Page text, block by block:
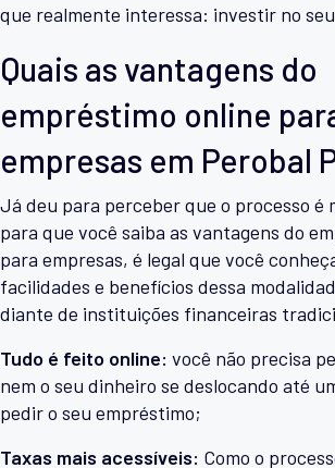
que realmente interessa: investir no
Quais as vantagens do
empréstimo online
empresas em Perobal
Já deu para perceber que o processo é
para que você saiba as vantagens do
para empresas, é legal que você
facilidades e benefícios dessa
diante de instituições financeiras
Tudo é feito online: você não precisa
nem o seu dinheiro se deslocando até
pedir o seu empréstimo;
Taxas mais acessíveis: Como o